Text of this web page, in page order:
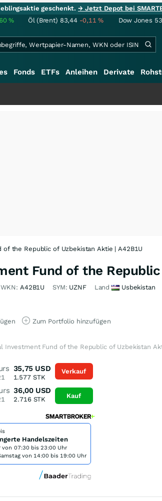
geschenkt.→ Jetzt Depot bei
% Öl (Brent) 83,44 -0,11% Dow Jones
Fonds ETFs Anleihen Derivate
the Republic of Uzbekistan Aktie | A42B1U
Fund of the
WKN: A42B1U SYM: UZNF Land Usbekistan
Zum Portfolio hinzufügen
Investment Fund of the Republic of Uzbekistan
35,75 USD
1.577STK
36,00 USD
2.716STK
Verkauf
Kauf
Handelszeiten
von 07:30 bis 23:00 Uhr
von 14:00 bis 19:00 Uhr